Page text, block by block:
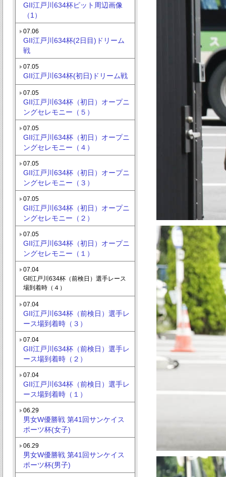
GII江戸川634杯ピット周辺画像
（1）
07.06
GII江戸川634杯(2日目)ドリーム
戦
07.05
GII江戸川634杯(初日)ドリーム戦
07.05
GII江戸川634杯（初日）オープニ
ングセレモニー（５）
07.05
GII江戸川634杯（初日）オープニ
ングセレモニー（４）
07.05
GII江戸川634杯（初日）オープニ
ングセレモニー（３）
07.05
GII江戸川634杯（初日）オープニ
ングセレモニー（２）
07.05
GII江戸川634杯（初日）オープニ
ングセレモニー（１）
07.04
GII江戸川634杯（前検日）選手レース
場到着時（４）
07.04
GII江戸川634杯（前検日）選手レ
ース場到着時（３）
07.04
GII江戸川634杯（前検日）選手レ
ース場到着時（２）
07.04
GII江戸川634杯（前検日）選手レ
ース場到着時（１）
06.29
男女W優勝戦 第41回サンケイス
ポーツ杯(女子)
06.29
男女W優勝戦 第41回サンケイス
ポーツ杯(男子)